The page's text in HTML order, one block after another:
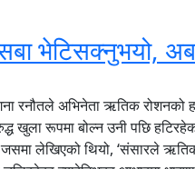
भेटिसक्नुभयो,
रनौतले अभिनेता ऋतिक
खुला रूपमा बोल्न उनी पछि
लेखिएको थियो, ‘संसारले